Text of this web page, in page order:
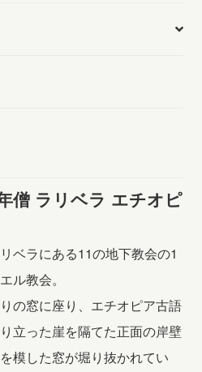
僧 ラリベラ エチオピ
ベラにある11の地下教会の1
ル教会。
の窓に座り、エチオピア古語
立った崖を隔てた正面の岸壁
模した窓が堀り抜かれてい